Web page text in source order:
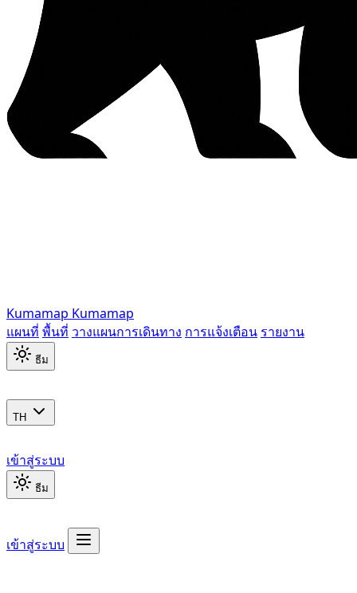
Kumamap Kumamap
แผนที่ พื้นที่ วางแผนการเดินทาง การแจ้งเตือน รายงาน
ธีม
TH
เข้าสู่ระบบ
ธีม
เข้าสู่ระบบ